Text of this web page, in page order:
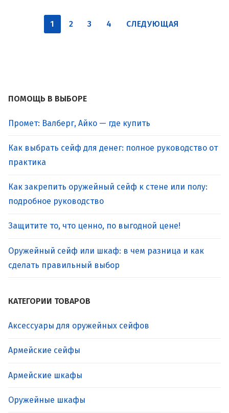
Пагинация
записей
1 2 3 4 СЛЕДУЮЩАЯ
ПОМОЩЬ В ВЫБОРЕ
Промет: Валберг, Айко — где купить
Как выбрать сейф для денег: полное руководство от
практика
Как закрепить оружейный сейф к стене или полу:
подробное руководство
Защитите то, что ценно, по выгодной цене!
Оружейный сейф или шкаф: в чем разница и как
сделать правильный выбор
КАТЕГОРИИ ТОВАРОВ
Аксессуары для оружейных сейфов
Армейские сейфы
Армейские шкафы
Оружейные шкафы